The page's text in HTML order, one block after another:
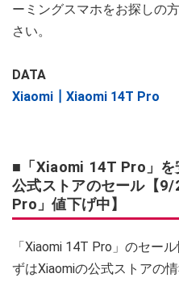
ーミングスマホをお探しの
さい。
DATA
Xiaomi┃Xiaomi 14T Pro
■「Xiaomi 14T Pro」
公式ストアのセール【
Pro」値下げ中】
「Xiaomi 14T Pro」のセー
ずはXiaomiの公式ストアの